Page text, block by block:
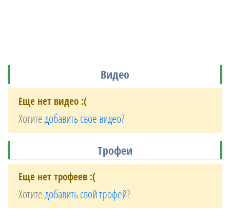
Видео
Еще нет видео :(
Хотитедобавить свое видео?
Трофеи
Еще нет трофеев :(
Хотитедобавить свой трофей?